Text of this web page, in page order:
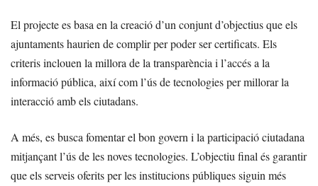
El projecte es basa en la creació d’un conjunt d’objectius que els
ajuntaments haurien de complir per poder ser certificats. Els
criteris inclouen la millora de la transparència i l’accés a la
informació pública, així com l’ús de tecnologies per millorar la
interacció amb els ciutadans.
A més, es busca fomentar el bon govern i la participació ciutadana
mitjançant l’ús de les noves tecnologies. L’objectiu final és garantir
que els serveis oferits per les institucions públiques siguin més